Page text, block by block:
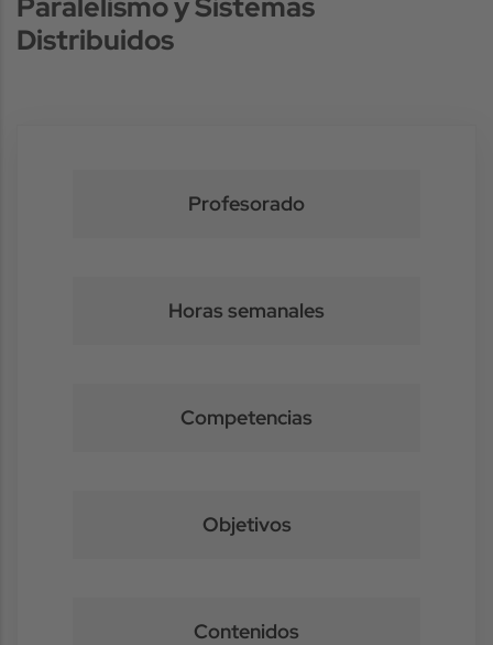
Distribuidos
Profesorado
Horas semanales
Competencias
Objetivos
Contenidos